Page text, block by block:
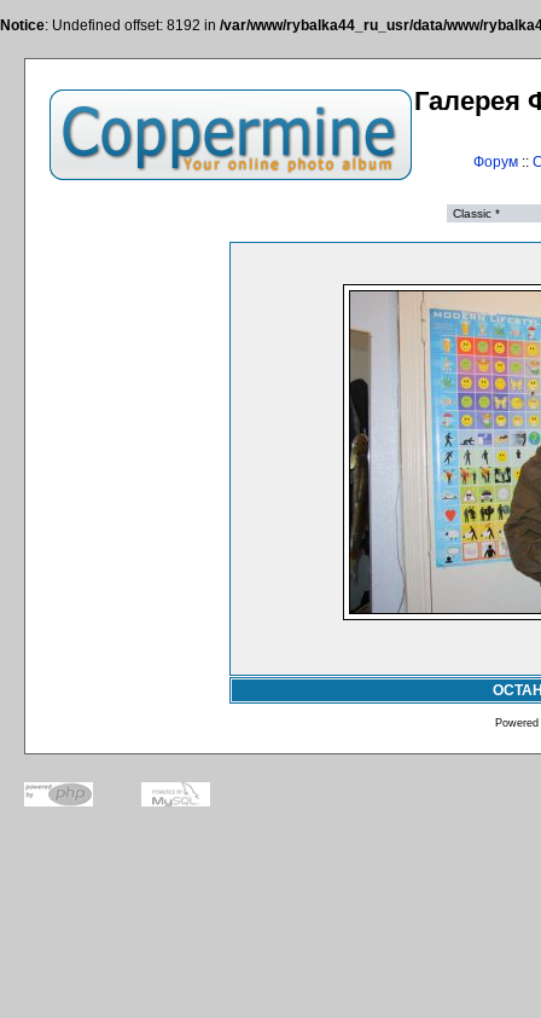
Notice: Undefined offset: 8192 in /var/www/rybalka44_ru_usr/data/www/
Галерея
Форум::